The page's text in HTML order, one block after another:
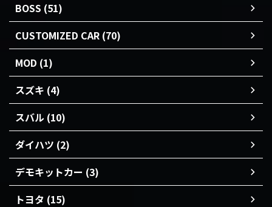
BOSS (51)
CUSTOMIZED CAR (70)
MOD (1)
スズキ (4)
スバル (10)
ダイハツ (2)
デモキットカー (3)
トヨタ (15)